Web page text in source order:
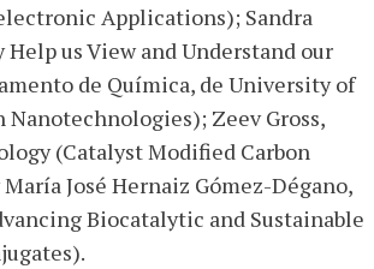
Applications); Sandra
us View and Understand our
de Química, de University of
Zeev Gross,
(Catalyst Modified Carbon
José Hernaiz Gómez-Dégano,
Biocatalytic and Sustainable